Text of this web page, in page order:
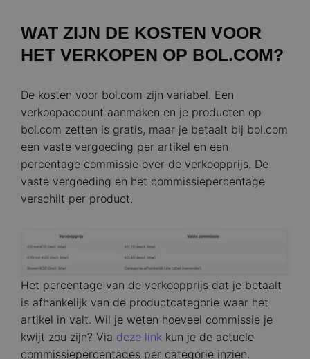
WAT ZIJN DE KOSTEN VOOR
HET VERKOPEN OP BOL.COM?
De kosten voor bol.com zijn variabel. Een
verkoopaccount aanmaken en je producten op
bol.com zetten is gratis, maar je betaalt bij bol.com
een vaste vergoeding per artikel en een
percentage commissie over de verkoopprijs. De
vaste vergoeding en het commissiepercentage
verschilt per product.
Het percentage van de verkoopprijs dat je betaalt
is afhankelijk van de productcategorie waar het
artikel in valt. Wil je weten hoeveel commissie je
kwijt zou zijn? Via deze link kun je de actuele
commissiepercentages per categorie inzien.